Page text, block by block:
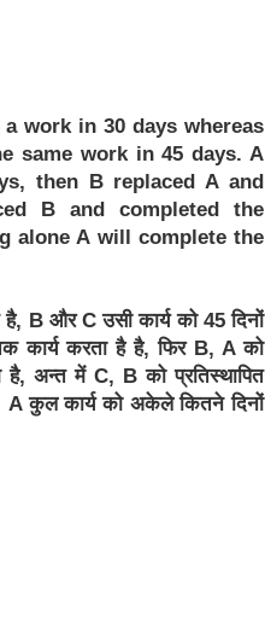
work in 30 days whereas
same work in 45 days. A
then B replaced A and
B and completed the
alone A will complete the
B और C उसी कार्य को 45 दिनों
कार्य करता है है, फिर B, A को
है, अन्त में C, B को प्रतिस्थापित
A कुल कार्य को अकेले कितने दिनों